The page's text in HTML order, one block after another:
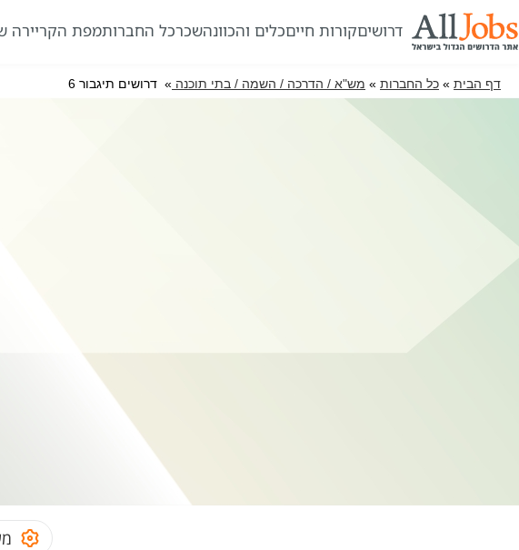
דרושיםקורות חייםכלים והכוונהשכרכל החברותמפת הקריירה
דף הבית » כל החברות » מש"א / הדרכה / השמה / בתי תוכנה » דרושים תיגבור 6